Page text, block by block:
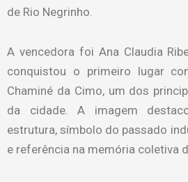
de Rio Negrinho.
A vencedora foi Ana Claudia
conquistou o primeiro lugar
Chaminé da Cimo, um dos
da cidade. A imagem
estrutura, símbolo do passado
e referência na memória coletiva